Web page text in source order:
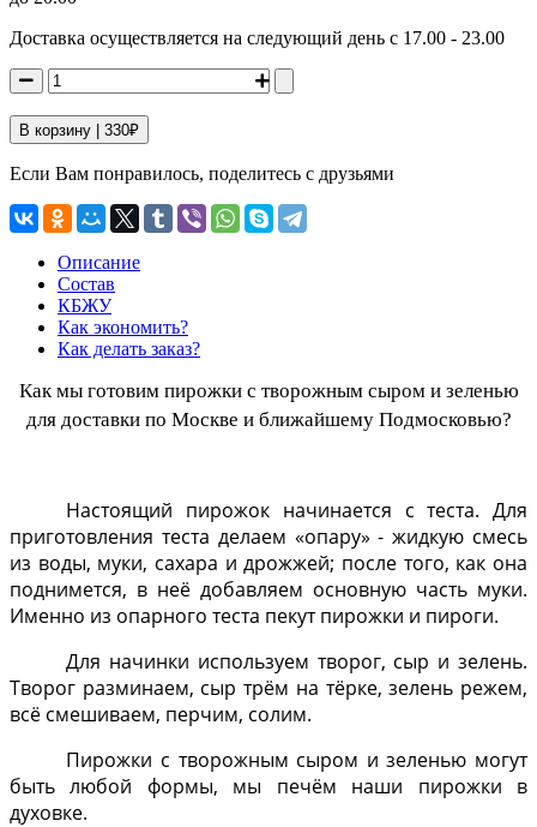
Доставка осуществляется на следующий день с 17.00 - 23.00
В корзину | 330₽
Если Вам понравилось, поделитесь с друзьями
Описание
Состав
КБЖУ
Как экономить?
Как делать заказ?
Как мы готовим пирожки с творожным сыром и зеленью
для доставки по Москве и ближайшему Подмосковью?
Настоящий пирожок начинается с теста. Для
приготовления теста делаем «опару» - жидкую смесь
из воды, муки, сахара и дрожжей; после того, как она
поднимется, в неё добавляем основную часть муки.
Именно из опарного теста пекут пирожки и пироги.
Для начинки используем творог, сыр и зелень.
Творог разминаем, сыр трём на тёрке, зелень режем,
всё смешиваем, перчим, солим.
Пирожки с творожным сыром и зеленью могут
быть любой формы, мы печём наши пирожки в
духовке.